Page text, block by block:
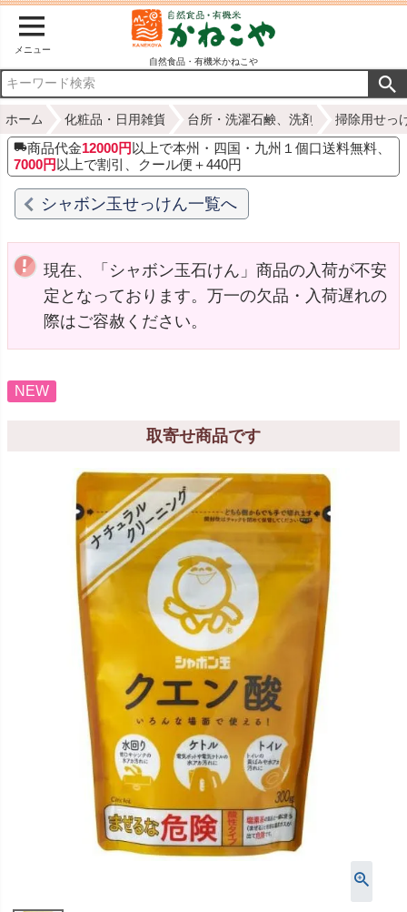
メニュー
自然食品・有機米かねこや
ホーム 化粧品・日用雑貨 台所・洗濯石鹸、洗剤 掃除用せっ
商品代金12000円 以上で本州・四国・九州１個口送料無料、
7000円 以上で割引、クール便＋440円
シャボン玉せっけん一覧へ
現在、「シャボン玉石けん」商品の入荷が不安
定となっております。万一の欠品・入荷遅れの
際はご容赦ください。
NEW
取寄せ商品です